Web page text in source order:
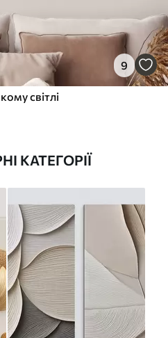
9
світлі
КАТЕГОРІЇ